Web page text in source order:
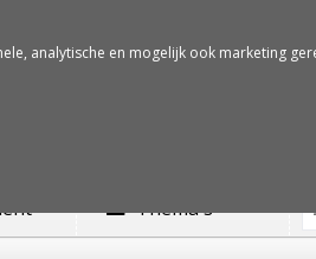
Thema's
analytische en mogelijk ook marketing